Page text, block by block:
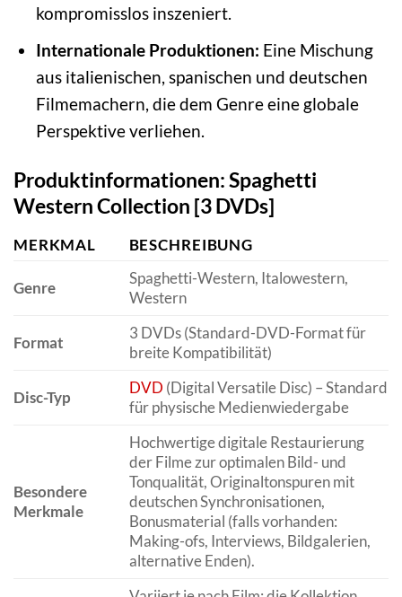
kompromisslos inszeniert.
Internationale Produktionen: Eine Mischung
aus italienischen, spanischen und deutschen
Filmemachern, die dem Genre eine globale
Perspektive verliehen.
Produktinformationen: Spaghetti
Western Collection [3 DVDs]
MERKMAL BESCHREIBUNG
Genre
Spaghetti-Western, Italowestern,
Western
Format
3 DVDs (Standard-DVD-Format für
breite Kompatibilität)
Disc-Typ
DVD (Digital Versatile Disc) – Standard
für physische Medienwiedergabe
Besondere
Merkmale
Hochwertige digitale Restaurierung
der Filme zur optimalen Bild- und
Tonqualität, Originaltonspuren mit
deutschen Synchronisationen,
Bonusmaterial (falls vorhanden:
Making-ofs, Interviews, Bildgalerien,
alternative Enden).